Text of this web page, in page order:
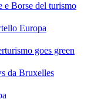
e Borse del turismo
Europa
goes green
da Bruxelles